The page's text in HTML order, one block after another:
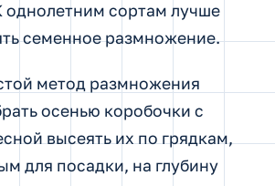
однолетним сортам лучше
семенное размножение.
метод размножения
осенью коробочки с
высеять их по грядкам,
для посадки, на глубину